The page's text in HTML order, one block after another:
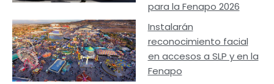
para la Fenapo 2026
Instalarán
reconocimiento facial
en accesos a SLP y en la
Fenapo